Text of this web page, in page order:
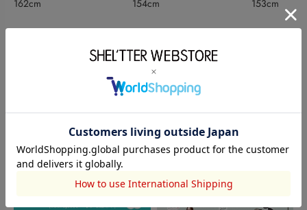
162cm 154cm 153cm
閲覧中カテゴリーのランキング
TOPICS